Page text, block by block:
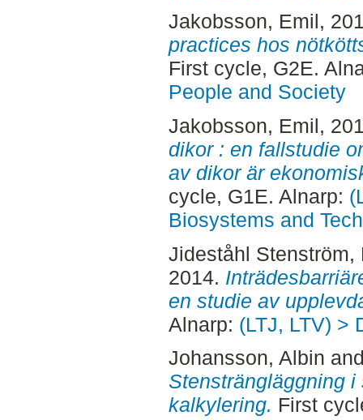
Jakobsson, Emil,
practices hos
First cycle, G2E.
People and Society
Jakobsson, Emil,
dikor : en fallstudie
av dikor är
cycle, G1E. Alnarp:
Biosystems and
Jideståhl Stenström,
2014.
en studie av
Alnarp: (LTJ, LTV) >
Johansson, Albin
Stensträngläggning
kalkylering. First